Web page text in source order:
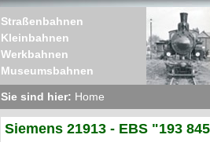
Straßenbahnen
Kleinbahnen
Werkbahnen
Museumsbahnen
Sie sind hier: Home
Siemens 21913 - EBS "193